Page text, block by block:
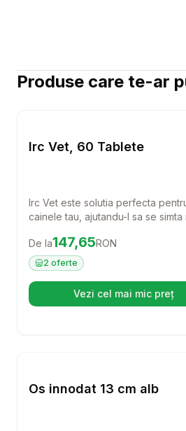
Produse care te-ar
Irc Vet, 60 Tablete
Irc Vet este solutia perfecta
cainele tau, ajutandu-l sa se simta
tablete usor de administrat, acest
este ideal pentru a oferi suport si
patrupedului tau.
Preț:147.65 RON
De la147,65RON
2 oferte
Vezi cel mai mic preț
(se
Os innodat 13 cm alb